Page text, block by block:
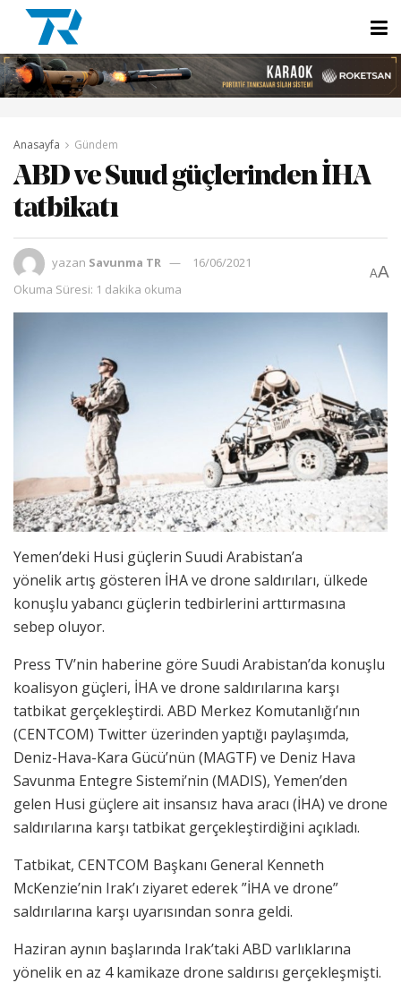
Anasayfa Gündem
ABD ve Suud güçlerinden İHA
tatbikatı
yazan Savunma TR
16/06/2021
Okuma Süresi: 1 dakika okuma
AA
Yemen’deki Husi güçlerin Suudi Arabistan’a
yönelik artış gösteren İHA ve drone saldırıları, ülkede
konuşlu yabancı güçlerin tedbirlerini arttırmasına
sebep oluyor.
Press TV’nin haberine göre Suudi Arabistan’da konuşlu
koalisyon güçleri, İHA ve drone saldırılarına karşı
tatbikat gerçekleştirdi. ABD Merkez Komutanlığı’nın
(CENTCOM) Twitter üzerinden yaptığı paylaşımda,
Deniz-Hava-Kara Gücü’nün (MAGTF) ve Deniz Hava
Savunma Entegre Sistemi’nin (MADIS), Yemen’den
gelen Husi güçlere ait insansız hava aracı (İHA) ve drone
saldırılarına karşı tatbikat gerçekleştirdiğini açıkladı.
Tatbikat, CENTCOM Başkanı General Kenneth
McKenzie’nin Irak’ı ziyaret ederek ”İHA ve drone”
saldırılarına karşı uyarısından sonra geldi.
Haziran aynın başlarında Irak’taki ABD varlıklarına
yönelik en az 4 kamikaze drone saldırısı gerçekleşmişti.